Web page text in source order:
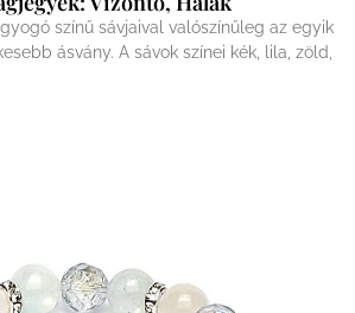
színű sávjaival valószínűleg az egyik
ásvány. A sávok színei kék, lila, zöld,